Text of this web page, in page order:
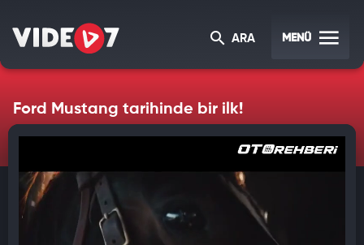
ARA MENÜ
Ford Mustang tarihinde bir ilk!